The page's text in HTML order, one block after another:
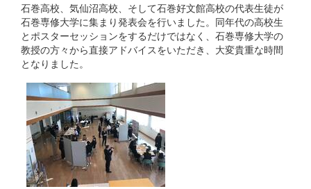
石巻高校、気仙沼高校、そして石巻好文館高校の代表生徒が
石巻専修大学に集まり発表会を行いました。同年代の高校生
とポスターセッションをするだけではなく、石巻専修大学の
教授の方々から直接アドバイスをいただき、大変貴重な時間
となりました。